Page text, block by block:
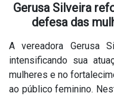
Gerusa Silveira
defesa das
A vereadora Gerusa
intensificando sua
mulheres e no
ao público feminino.